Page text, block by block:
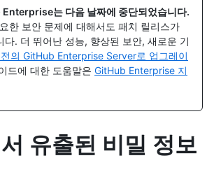
는 다음 날짜에 중단되었습니다.
한 보안 문제에 대해서도 패치 릴리스가
다. 더 뛰어난 성능, 향상된 보안, 새로운 기
의 GitHub Enterprise Server로 업그레이
드에 대한 도움말은 GitHub Enterprise 지
유출된 비밀 정보